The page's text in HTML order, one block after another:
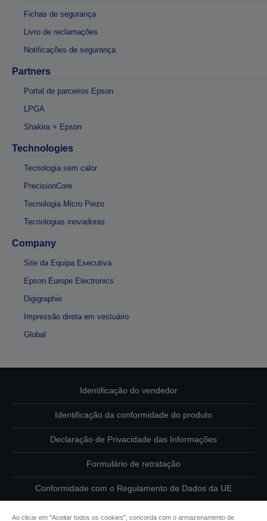
Fichas de segurança
Livro de reclamações
Notificações de segurança
Partners
Portal de parceiros Epson
LPGA
Shakira + Epson
Technologies
Tecnologia sem calor
PrecisionCore
Tecnologia Micro Piezo
Tecnologias inovadoras
Company
Site da Equipa Executiva
Epson Europe Electronics
Digigraphie
Impressão direta em vestuário
Global
Identificação do vendedor
Identificação da conformidade do produto
Declaração de Privacidade das Informações
Formulário de retratação
Conformidade com o Regulamento de Dados da UE
Ao clicar em "Aceitar todos os cookies", concorda com o armazenamento de